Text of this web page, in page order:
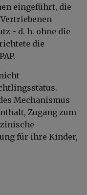
eingeführt, die
- d. h. ohne die
die
Mechanismus
Zugang zum
für ihre Kinder,